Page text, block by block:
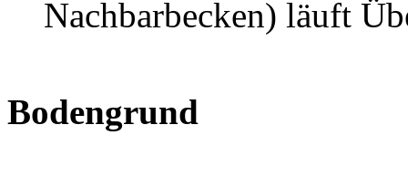
Nachbarbecken) läuft
Bodengrund